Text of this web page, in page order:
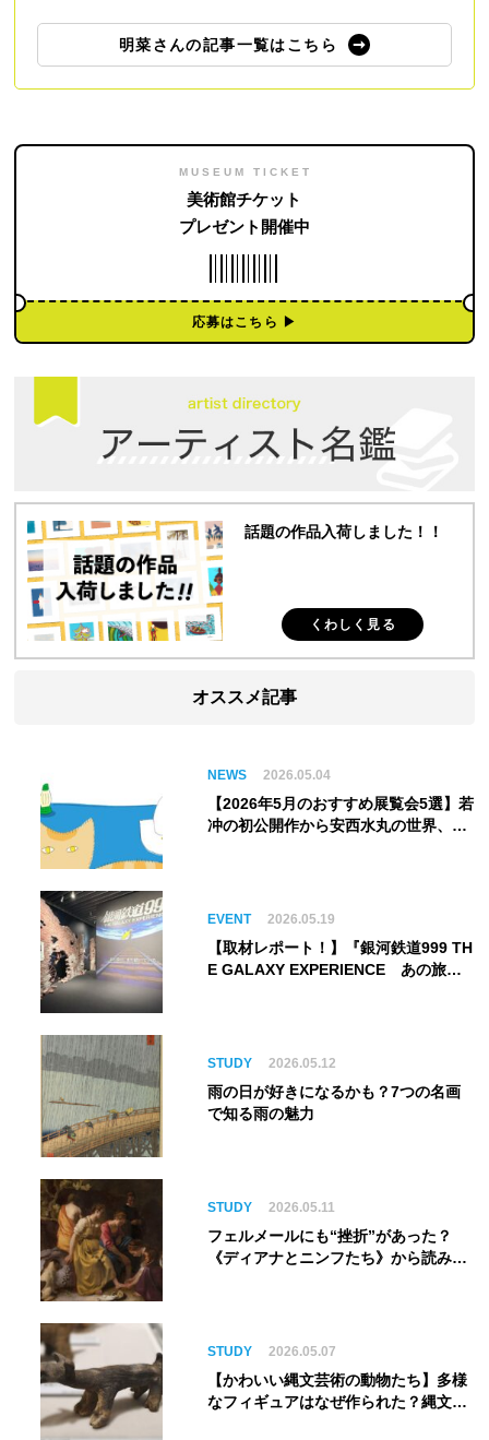
明菜さんの記事一覧はこちら
MUSEUM TICKET
美術館チケット
プレゼント開催中
応募はこちら ▶︎
話題の作品入荷しました！！
くわしく見る
オススメ記事
NEWS 2026.05.04
【2026年5月のおすすめ展覧会5選】若
冲の初公開作から安西水丸の世界、そ
EVENT 2026.05.19
【取材レポート！】『銀河鉄道999 TH
E GALAXY EXPERIENCE あの旅
ム】
STUDY 2026.05.12
雨の日が好きになるかも？7つの名画
で知る雨の魅力
STUDY 2026.05.11
フェルメールにも“挫折”があった？
《ディアナとニンフたち》から読み解
STUDY 2026.05.07
【かわいい縄文芸術の動物たち】多様
なフィギュアはなぜ作られた？縄文人